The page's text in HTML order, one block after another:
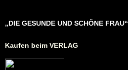
„DIE GESUNDE UND SCHÖNE FRAU“
Kaufen beim VERLAG